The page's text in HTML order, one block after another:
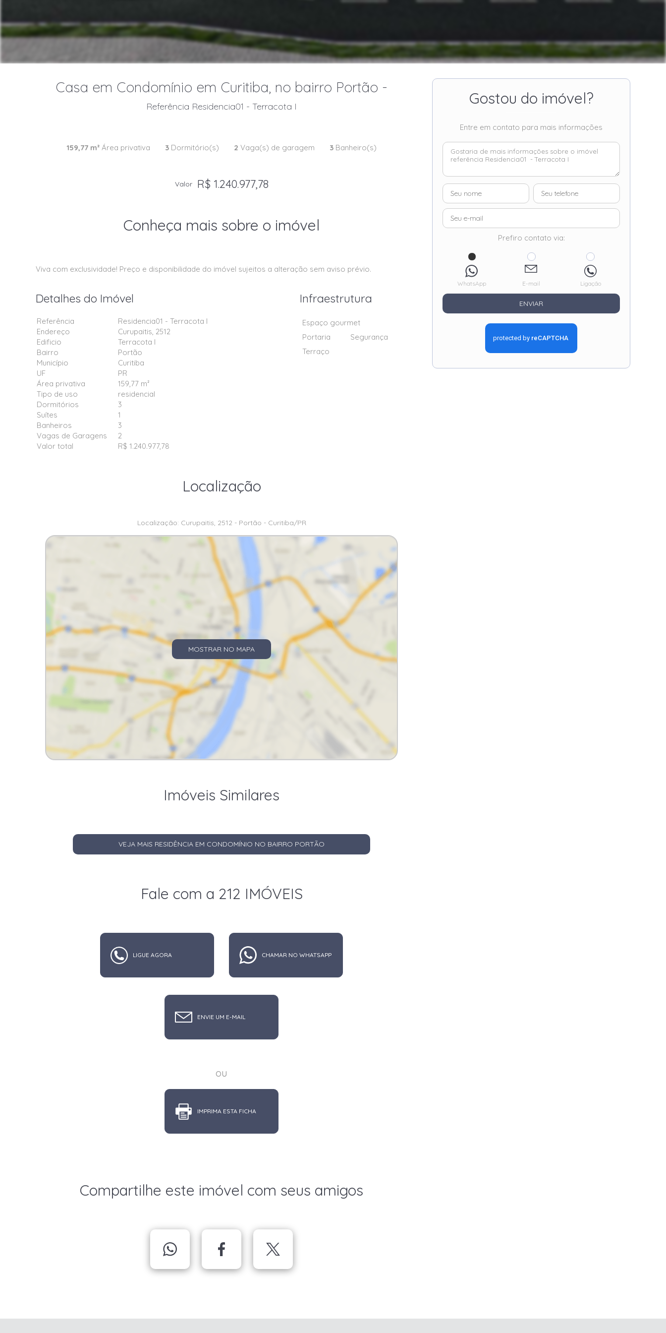
Casa em Condomínio em Curitiba, no bairro Portão -
Referência Residencia01 - Terracota I
159,77 m² Área privativa 3 Dormitório(s) 2 Vaga(s) de garagem 3 Banheiro(s)
Valor R$ 1.240.977,78
Conheça mais sobre o imóvel
Viva com exclusividade! Preço e disponibilidade do imóvel sujeitos a alteração sem aviso prévio.
Detalhes do Imóvel
Referência
Residencia01 - Terracota I
Endereço
Curupaitis, 2512
Edificio
Terracota I
Bairro
Portão
Município
Curitiba
UF
PR
Área privativa
159,77 m²
Tipo de uso
residencial
Dormitórios
3
Suítes
1
Banheiros
3
Vagas de Garagens
2
Valor total
R$ 1.240.977,78
Infraestrutura
Espaço gourmet
Portaria
Segurança
Terraço
Localização
Localização: Curupaitis, 2512 - Portão - Curitiba/PR
MOSTRAR NO MAPA
Imóveis Similares
VEJA MAIS RESIDÊNCIA EM CONDOMÍNIO NO BAIRRO PORTÃO
Fale com a 212 IMÓVEIS
LIGUE AGORA CHAMAR NO WHATSAPP
ENVIE UM E-MAIL
ou
IMPRIMA ESTA FICHA
Compartilhe este imóvel com seus amigos
Gostou do imóvel?
Entre em contato para mais informações
Prefiro contato via:
WhatsApp E-mail Ligação
ENVIAR